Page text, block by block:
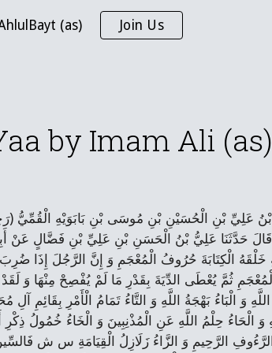
Skip to navigation
(as) Join Us
by Imam Ali (as)